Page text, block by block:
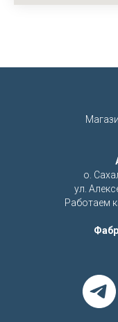
о.
ул.
Работаем